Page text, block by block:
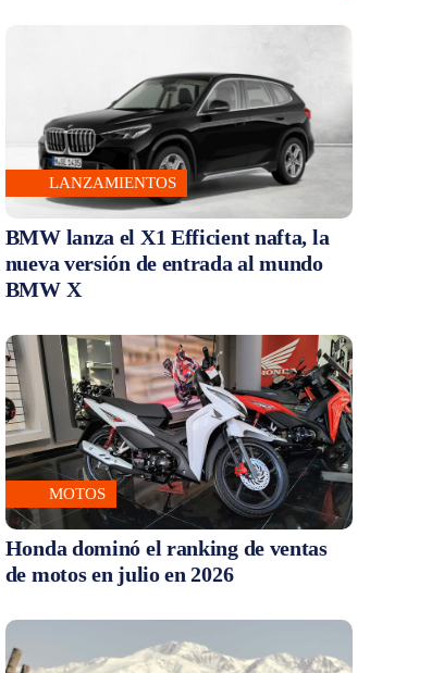
LANZAMIENTOS
BMW lanza el X1 Efficient nafta, la
nueva versión de entrada al mundo
BMW X
MOTOS
Honda dominó el ranking de ventas
de motos en julio en 2026